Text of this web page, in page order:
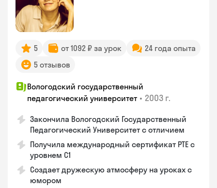
5 от 1092 ₽ за урок
24 года опыта
5 отзывов
Вологодский государственный
педагогический университет • 2003 г.
Закончила Вологодский Государственный
Педагогический Университет с отличием
Получила международный сертификат PTE с
уровнем C1
Создает дружескую атмосферу на уроках с
юмором